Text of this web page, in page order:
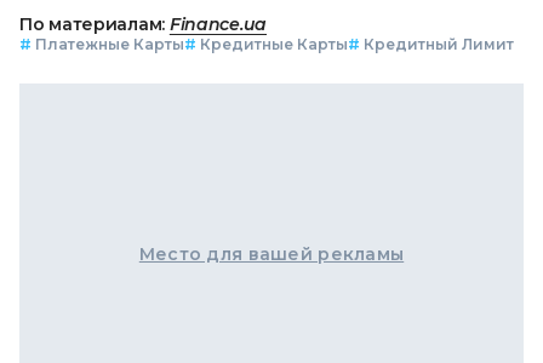
По материалам: Finance.ua
# Платежные Карты# Кредитные Карты# Кредитный Лимит
Место для вашей рекламы